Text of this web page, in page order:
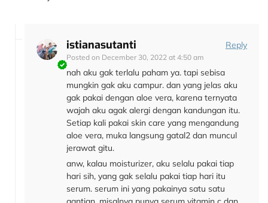
istianasutanti
Posted on December 30, 2022 at 4:50 am
Reply
nah aku gak terlalu paham ya. tapi sebisa
mungkin gak aku campur. dan yang jelas aku
gak pakai dengan aloe vera, karena ternyata
wajah aku agak alergi dengan kandungan itu.
Setiap kali pakai skin care yang mengandung
aloe vera, muka langsung gatal2 dan muncul
jerawat gitu.
anw, kalau moisturizer, aku selalu pakai tiap
hari sih, yang gak selalu pakai tiap hari itu
serum. serum ini yang pakainya satu satu